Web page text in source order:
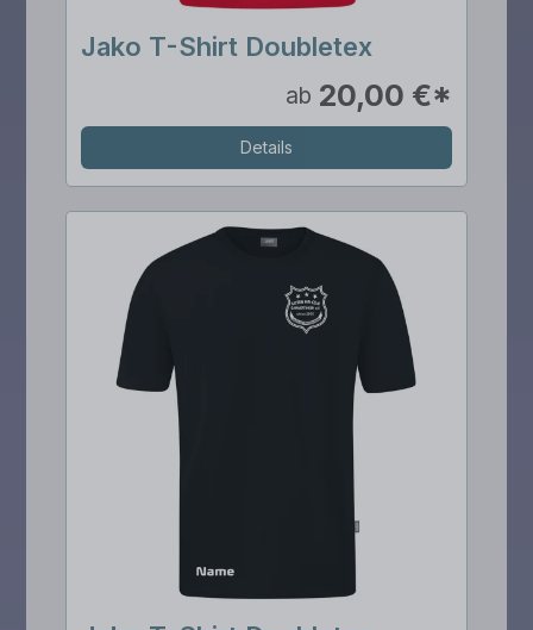
Jako T-Shirt Doubletex
ab 20,00 €*
Details